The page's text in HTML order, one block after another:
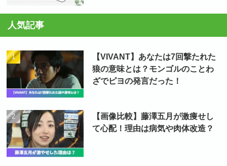
人気記事
【VIVANT】あなたは7回撃たれた
狼の意味とは？モンゴルのことわ
ざでピヨの発言だった！
【画像比較】藤澤五月が激痩せし
て心配！理由は病気や肉体改造？